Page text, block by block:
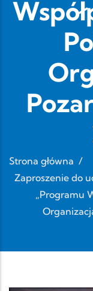
Strona główna /
Zaproszenie do
„Programu